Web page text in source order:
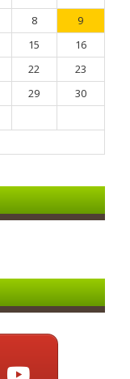
8
9
15
16
22
23
29
30